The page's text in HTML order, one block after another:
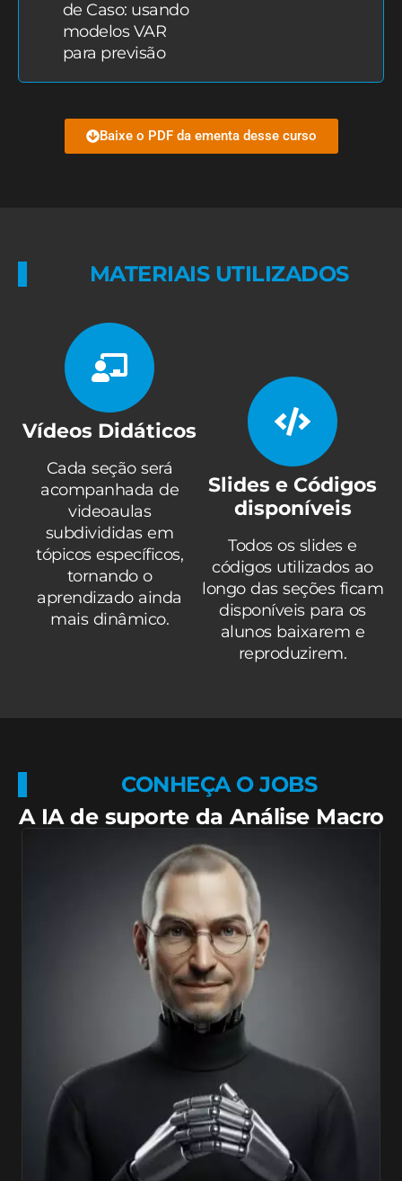
de Caso: usando
modelos VAR
para previsão
Baixe o PDF da ementa desse curso
MATERIAIS UTILIZADOS
Vídeos Didáticos
Cada seção será
acompanhada de
videoaulas
subdivididas em
tópicos específicos,
tornando o
aprendizado ainda
mais dinâmico.
Slides e Códigos
disponíveis
Todos os slides e
códigos utilizados ao
longo das seções ficam
disponíveis para os
alunos baixarem e
reproduzirem.
CONHEÇA O JOBS
A IA de suporte da Análise Macro